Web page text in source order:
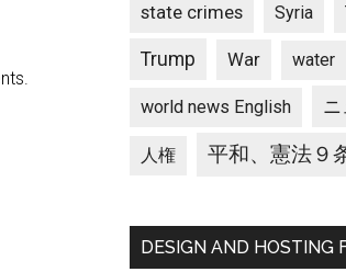
state crimes Syria
Trump War water
world news English
人権 平和、憲法９
DESIGN AND HOSTING